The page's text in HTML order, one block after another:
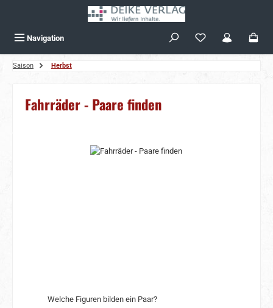
Navigation
Saison Herbst
Fahrräder - Paare finden
Bildergalerie überspringen
Welche Figuren bilden ein Paar?